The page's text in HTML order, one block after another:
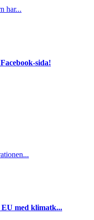
har...
sida!
med klimatk...